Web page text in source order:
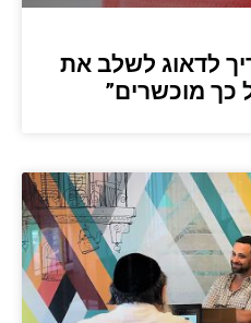
לדאוג לשלב את
כך מוכשרים”